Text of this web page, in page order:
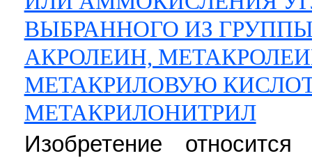
ВЫБРАННОГО ИЗ
АКРОЛЕИН,
МЕТАКРИЛОВУЮ
МЕТАКРИЛОНИТРИЛ
Изобретение